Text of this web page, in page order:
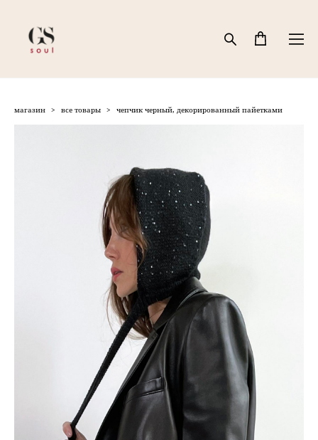
магазин > все товары > чепчик черный, декорированный пайетками